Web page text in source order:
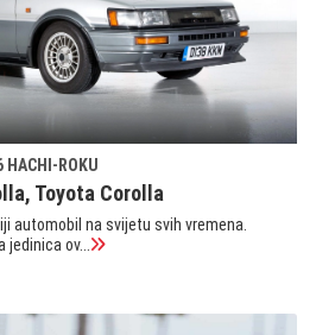
HACHI-ROKU
Toyota Corolla
automobil na svijetu svih vremena.
jedinica ov...